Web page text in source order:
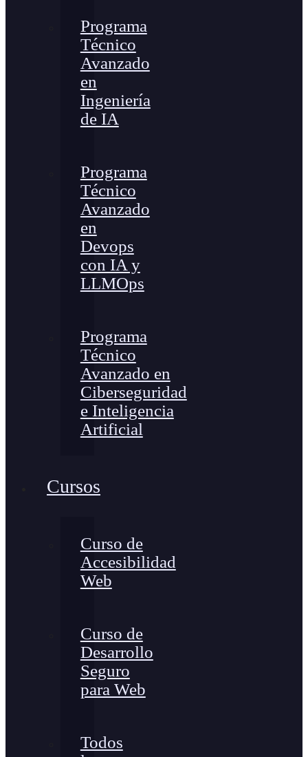
Programa
Técnico
Avanzado
en
Ingeniería
de IA
Programa
Técnico
Avanzado
en
Devops
con IA y
LLMOps
Programa
Técnico
Avanzado en
Ciberseguridad
e Inteligencia
Artificial
Cursos
Curso de
Accesibilidad
Web
Curso de
Desarrollo
Seguro
para Web
Todos